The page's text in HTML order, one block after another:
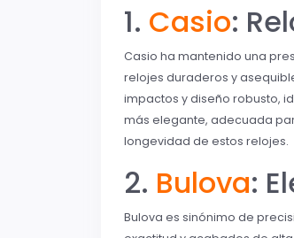
1. Casio:
Casio ha mantenido una
relojes duraderos y
impactos y diseño robusto,
más elegante, adecuada
longevidad de estos relojes.
2. Bulova:
Bulova es sinónimo de